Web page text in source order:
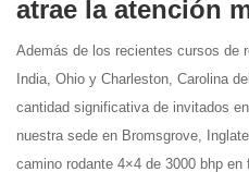
atrae la atención
Además de los recientes cursos de
India, Ohio y Charleston, Carolina
cantidad significativa de invitados
nuestra sede en Bromsgrove,
camino rodante 4×4 de 3000 bhp